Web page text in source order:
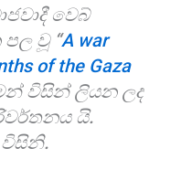
වෙබ්
පල වූ “A war
of the Gaza
විසින් ලියන ලද
යි.
විසිනි.